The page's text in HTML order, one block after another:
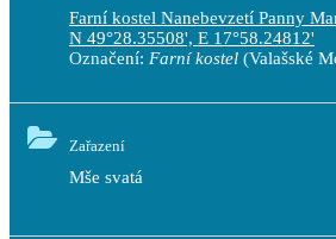
Farní kostel Nanebevzetí Panny
N 49°28.35508', E 17°58.24812'
Označení: Farní kostel (Valašské
Zařazení
Mše svatá